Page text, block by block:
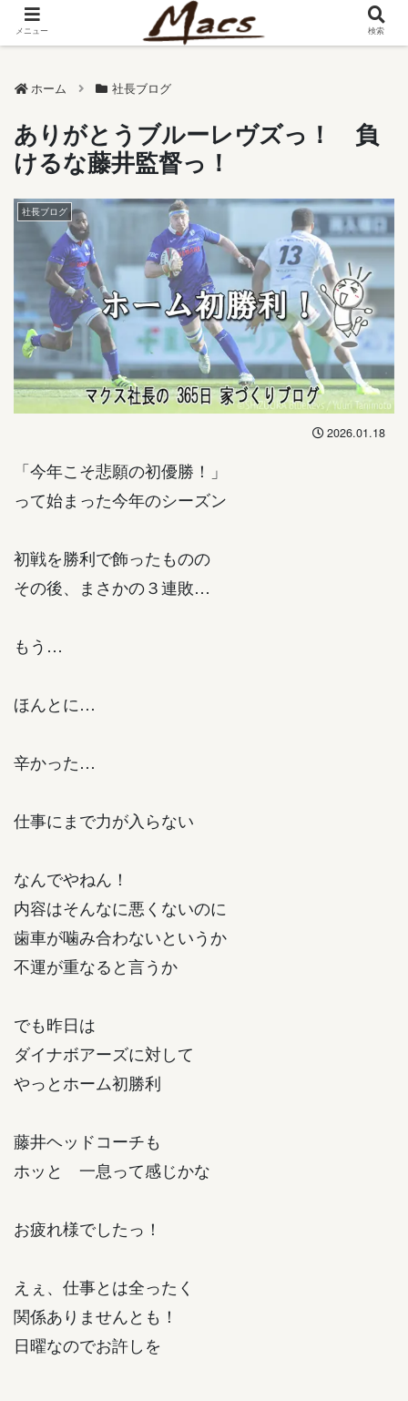
ホーム 社長ブログ
ありがとうブルーレヴズっ！ 負
けるな藤井監督っ！
社長ブログ
2026.01.18
「今年こそ悲願の初優勝！」
って始まった今年のシーズン
初戦を勝利で飾ったものの
その後、まさかの３連敗…
もう…
ほんとに…
辛かった…
仕事にまで力が入らない
なんでやねん！
内容はそんなに悪くないのに
歯車が噛み合わないというか
不運が重なると言うか
でも昨日は
ダイナボアーズに対して
やっとホーム初勝利
藤井ヘッドコーチも
ホッと 一息って感じかな
お疲れ様でしたっ！
えぇ、仕事とは全ったく
関係ありませんとも！
日曜なのでお許しを
メニュー 検索